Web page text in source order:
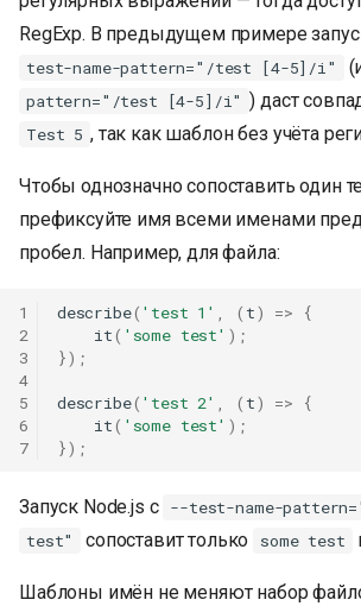
RegExp. В предыдущем примере
test-name-pattern="/test [4-5]/i"
pattern="/test [4-5]/i" ) даст
Test 5 , так как шаблон без учёта
Чтобы однозначно сопоставить один
префиксуйте имя всеми именами
пробел. Например, для файла:
1
2
3
4
5
6
7
describe( 'test 1' , ( t) =>
{
it( 'some test' );
});
describe( 'test 2' , ( t) =>
{
it( 'some test' );
});
Запуск Node.js с --test-name-
test"
сопоставит только some test
Шаблоны имён не меняют набор